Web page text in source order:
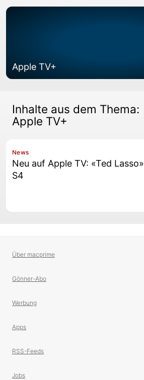
Apple TV+
Inhalte aus dem Thema:
Apple TV+
News
Neu auf Apple TV: «Ted Lasso»
S4
Über macprime
Gönner-Abo
Werbung
Apps
RSS-Feeds
Jobs